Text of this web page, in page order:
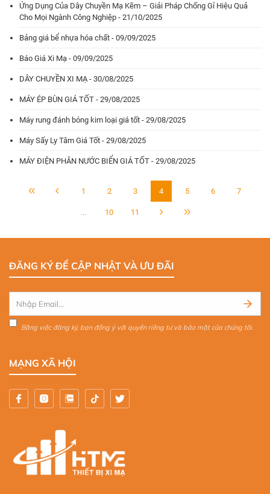
Ứng Dụng Của Dây Chuyền Mạ Kẽm – Giải Pháp Chống Gỉ Hiệu Quả
Cho Mọi Ngành Công Nghiệp - 21/10/2025
Bảng giá bể nhựa hóa chất - 09/09/2025
Báo Giá Xi Mạ - 09/09/2025
DÂY CHUYỀN XI MẠ - 30/08/2025
MÁY ÉP BÙN GIÁ TỐT - 29/08/2025
Máy rung đánh bóng kim loại giá tốt - 29/08/2025
Máy Sấy Ly Tâm Giá Tốt - 29/08/2025
MÁY ĐIỆN PHÂN NƯỚC BIỂN GIÁ TỐT - 29/08/2025
1 2 3 4 5 6 7
... 10 11
ĐĂNG KÝ ĐỂ CẬP NHẬT VÀ ƯU ĐÃI
Bằng việc đăng ký, bạn đồng ý với quyền riêng tư và bảo mật của chúng tôi.
MẠNG XÃ HỘI